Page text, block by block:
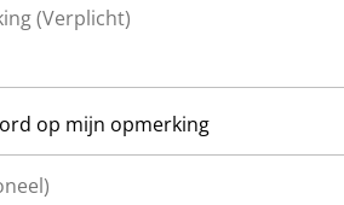
op mijn opmerking